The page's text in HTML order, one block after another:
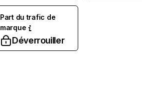
Part du trafic de
marque
Déverrouiller